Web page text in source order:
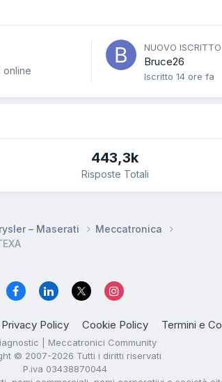
online
NUOVO ISCRITTO
Bruce26
Iscritto 14 ore fa
443,3k
Risposte Totali
– Maserati
Meccatronica
Privacy Policy Cookie Policy Termini e
| Meccatronici Community
© 2007-2026 Tutti i diritti riservati
P.iva 03438870044